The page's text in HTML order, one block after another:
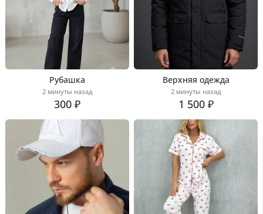
Рубашка
2 минуты назад
300 ₽
Верхняя одежда
2 минуты назад
1 500 ₽